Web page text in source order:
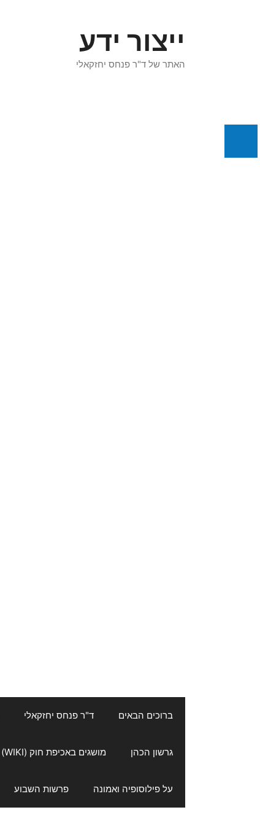
ייצור ידע
האתר של ד"ר פנחס יחזקאלי
ברוכים הבאים ד"ר פנחס יחזקאלי
גרשון הכהן מושגים באכיפת חוק (WIKI)
על פילוסופיה ואמונה פרשות השבוע